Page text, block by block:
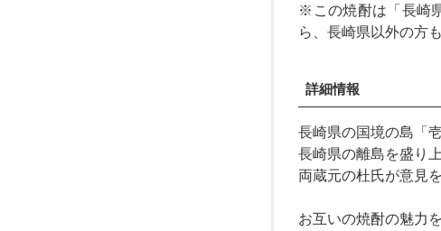
※この焼酎は「長崎
ら、長崎県以外の方
詳細情報
長崎県の国境の島「
長崎県の離島を盛り
両蔵元の杜氏が意見
お互いの焼酎の魅力